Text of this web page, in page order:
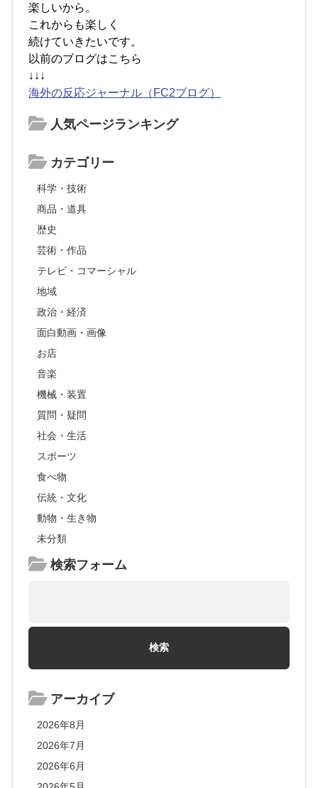
楽しいから。
これからも楽しく
続けていきたいです。
以前のブログはこちら
↓↓↓
海外の反応ジャーナル（FC2ブログ）
人気ページランキング
カテゴリー
科学・技術
商品・道具
歴史
芸術・作品
テレビ・コマーシャル
地域
政治・経済
面白動画・画像
お店
音楽
機械・装置
質問・疑問
社会・生活
スポーツ
食べ物
伝統・文化
動物・生き物
未分類
検索フォーム
アーカイブ
2026年8月
2026年7月
2026年6月